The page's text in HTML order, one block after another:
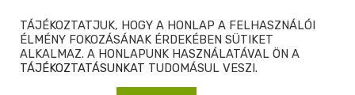
Copyright © 2020-2025 Moaijungle.hu. Minden Jog Fenntartva.
TÁJÉKOZTATJUK, HOGY A HONLAP A FELHASZNÁLÓI
ÉLMÉNY FOKOZÁSÁNAK ÉRDEKÉBEN SÜTIKET
ALKALMAZ. A HONLAPUNK HASZNÁLATÁVAL ÖN A
TÁJÉKOZTATÁSUNKAT TUDOMÁSUL VESZI.